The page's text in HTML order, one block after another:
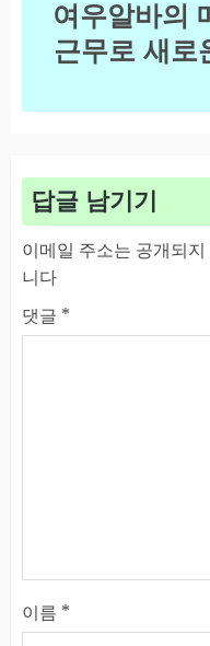
Next
여우알바의
근무로 새로
답글 남기기
이메일 주소는 공개되
니다
댓글 *
이름 *